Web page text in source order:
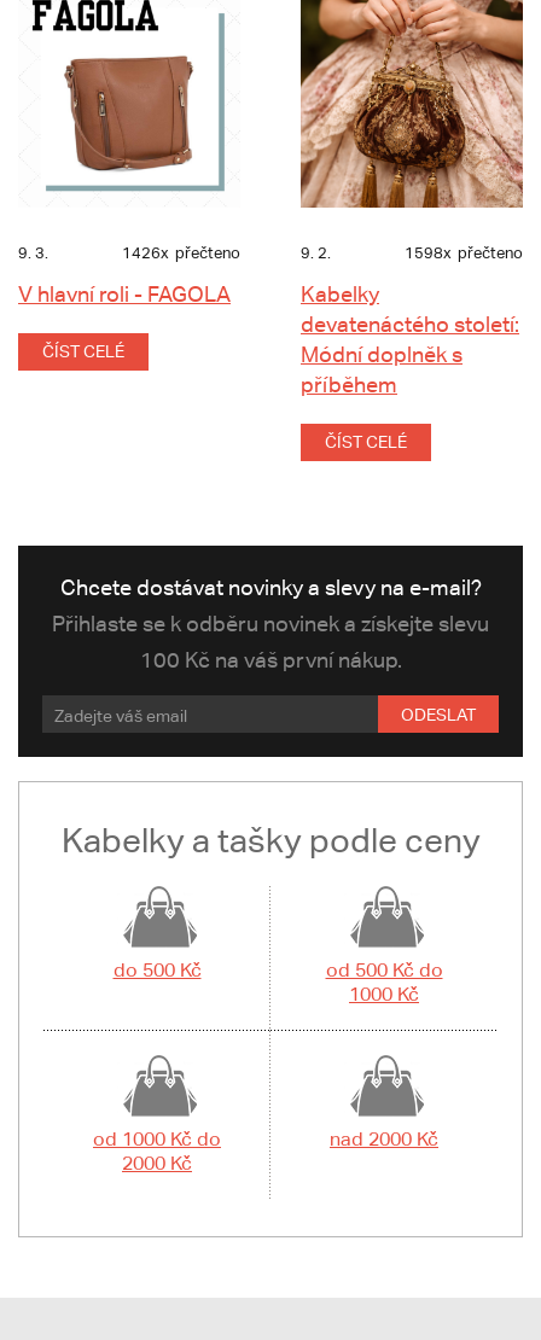
9. 3. 1426x přečteno
V hlavní roli - FAGOLA
ČÍST CELÉ
9. 2. 1598x přečteno
Kabelky
devatenáctého století:
Módní doplněk s
příběhem
ČÍST CELÉ
Chcete dostávat novinky a slevy na e-mail?
Přihlaste se k odběru novinek a získejte slevu
100 Kč na váš první nákup.
ODESLAT
Kabelky a tašky podle ceny
do 500 Kč
od 500 Kč do
1000 Kč
od 1000 Kč do
2000 Kč
nad 2000 Kč